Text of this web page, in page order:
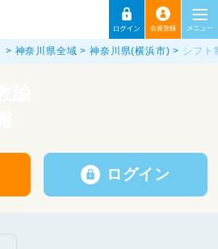
神奈川県全域 神奈川県(横浜市) シフト
ログイン